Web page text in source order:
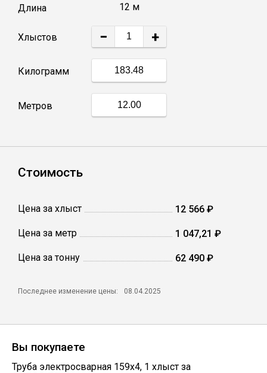
Проволока
Длина 12 м
Хлыстов − +
Килограмм
Метров
Стоимость
Цена за хлыст 12 566 ₽
Цена за метр 1 047,21 ₽
Цена за тонну 62 490 ₽
Последнее изменение цены: 08.04.2025
Вы покупаете
Труба электросварная 159х4, 1 хлыст за